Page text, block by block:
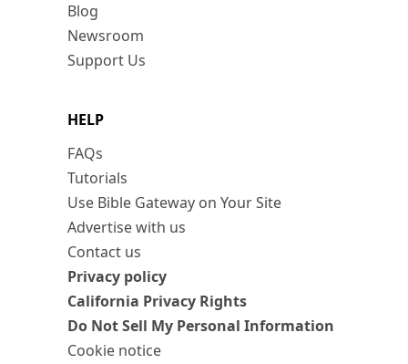
Blog
Newsroom
Support Us
HELP
FAQs
Tutorials
Use Bible Gateway on Your Site
Advertise with us
Contact us
Privacy policy
California Privacy Rights
Do Not Sell My Personal Information
Cookie notice